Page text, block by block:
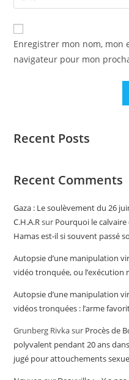
Enregistrer mon nom, mon
navigateur pour mon
Recent Posts
Recent Comments
Gaza : Le soulèvement du 26
C.H.A.Rsur Pourquoi le
Hamas est-il si souvent passé
Autopsie d’une manipulation
vidéo tronquée, ou l’exécution
Autopsie d’une manipulation
vidéos tronquées : l’arme
Grunberg Rivkasur Procès de
polyvalent pendant 20 ans
jugé pour attouchements